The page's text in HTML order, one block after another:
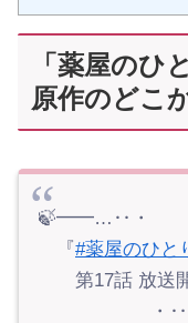
「薬屋のひ
原作のどこ
🍃━━…‥・
『#薬屋のひと
第17話 放送
・